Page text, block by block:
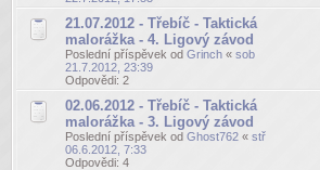
21.07.2012 - Třebíč - Taktická
malorážka - 4. Ligový závod
Poslední příspěvek od Grinch « sob
21.7.2012, 23:39
Odpovědi: 2
02.06.2012 - Třebíč - Taktická
malorážka - 3. Ligový závod
Poslední příspěvek od Ghost762 « stř
06.6.2012, 7:33
Odpovědi: 4